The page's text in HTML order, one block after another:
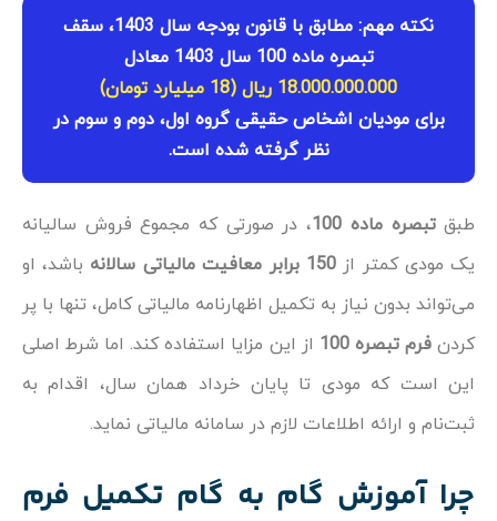
نکته مهم: مطابق با قانون بودجه سال 1403، سقف
تبصره ماده 100 سال 1403 معادل
18.000.000.000 ریال (18 میلیارد تومان)
برای مودیان اشخاص حقیقی گروه اول، دوم و سوم در
نظر گرفته شده است.
طبقتبصره ماده 100
، در صورتی که مجموع فروش سالیانه
یک مودی کمتر از150 برابر معافیت مالیاتی سالانه
باشد، او
می‌تواند بدون نیاز به تکمیل اظهارنامه مالیاتی کامل، تنها با پر
کردن فرم تبصره 100
از این مزایا استفاده کند. اما شرط اصلی
این است که مودی تا پایان خرداد همان سال، اقدام به
ثبت‌نام و ارائه اطلاعات لازم در سامانه مالیاتی نماید.
چرا آموزش گام به گام تکمیل فرم